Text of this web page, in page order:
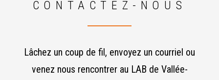
CONTACTEZ-NOUS
Lâchez un coup de fil, envoyez un courriel ou
venez nous rencontrer au LAB de Vallée-